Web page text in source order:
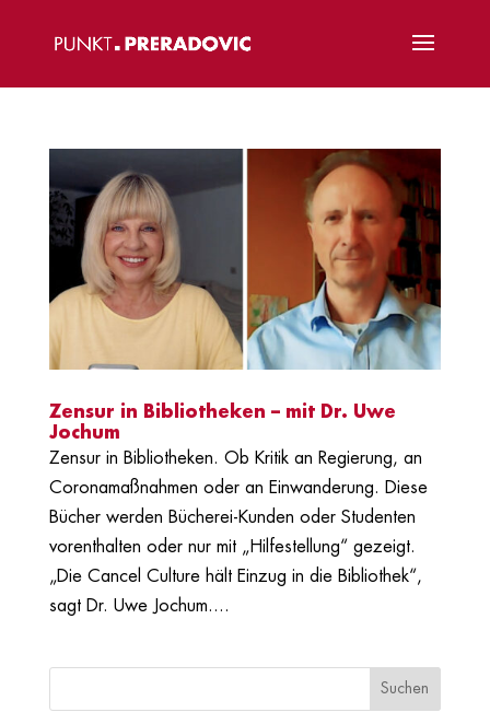
Zensur in Bibliotheken – mit Dr. Uwe
Jochum
Zensur in Bibliotheken. Ob Kritik an Regierung, an
Coronamaßnahmen oder an Einwanderung. Diese
Bücher werden Bücherei-Kunden oder Studenten
vorenthalten oder nur mit „Hilfestellung“ gezeigt.
„Die Cancel Culture hält Einzug in die Bibliothek“,
sagt Dr. Uwe Jochum....